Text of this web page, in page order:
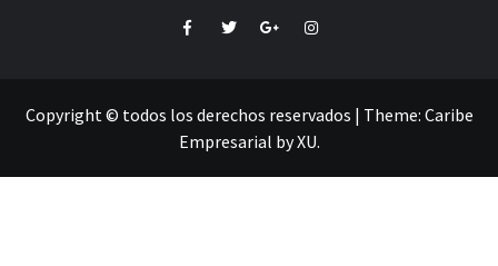
FacebookTwitterGoogle+Instagram
Copyright © todos los derechos reservados | Theme: Caribe
Empresarial byXU.